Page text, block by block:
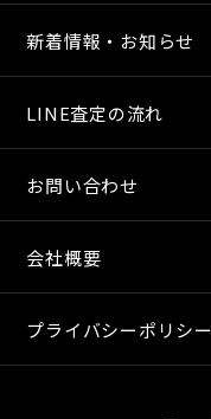
新着情報・お知らせ
LINE査定の流れ
お問い合わせ
会社概要
プライバシーポリシー